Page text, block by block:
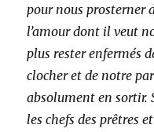
pour nous prosterner
l’amour dont il veut
plus rester enfermés
clocher et de notre
absolument en sortir.
les chefs des prêtres